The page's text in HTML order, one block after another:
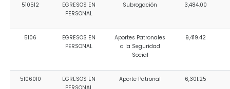
Obras y proyectos
510512
EGRESOS EN
PERSONAL
Subrogación 3,484.00
5106
EGRESOS EN
PERSONAL
Aportes Patronales
a la Seguridad
Social
9,419.42
5106010
EGRESOS EN
PERSONAL
Aporte Patronal 6,301.25